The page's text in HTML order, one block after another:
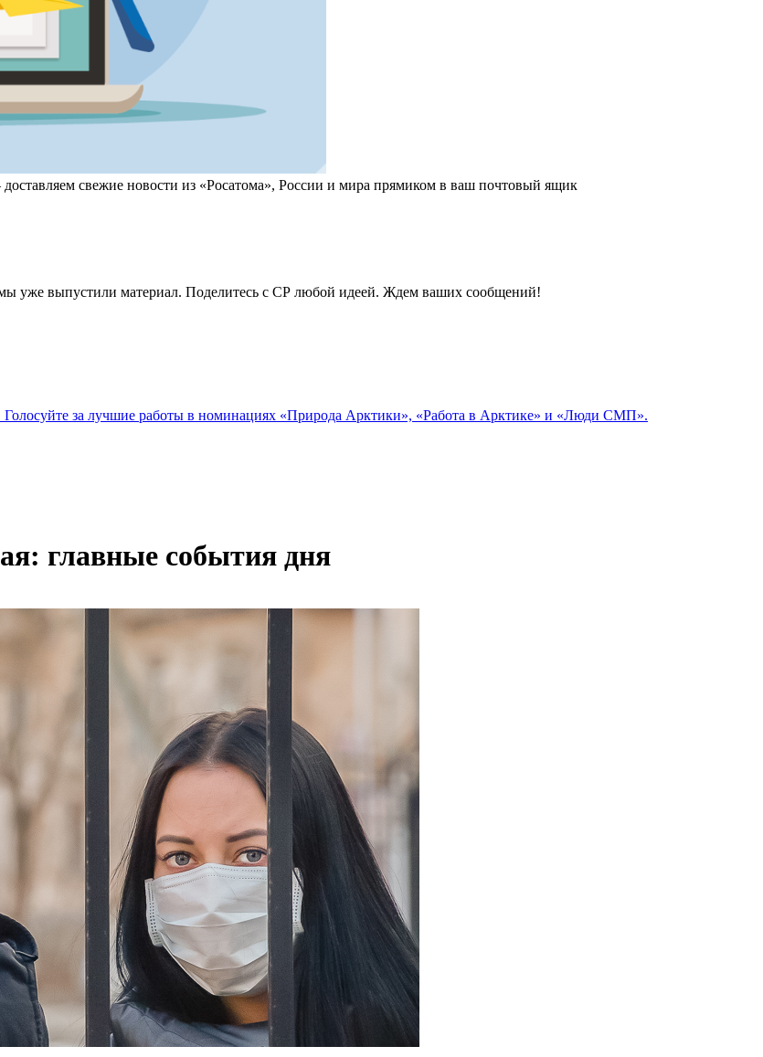
доставляем свежие новости из «Росатома», России и мира прямиком в ваш почтовый ящик
мы уже выпустили материал. Поделитесь с СР любой идеей. Ждем ваших сообщений!
Голосуйте за лучшие работы в номинациях «Природа Арктики», «Работа в Арктике» и «Люди СМП».
главные события дня